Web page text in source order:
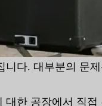
문제를 해결하
니다. 대부분의 문
대한 공장에서 직